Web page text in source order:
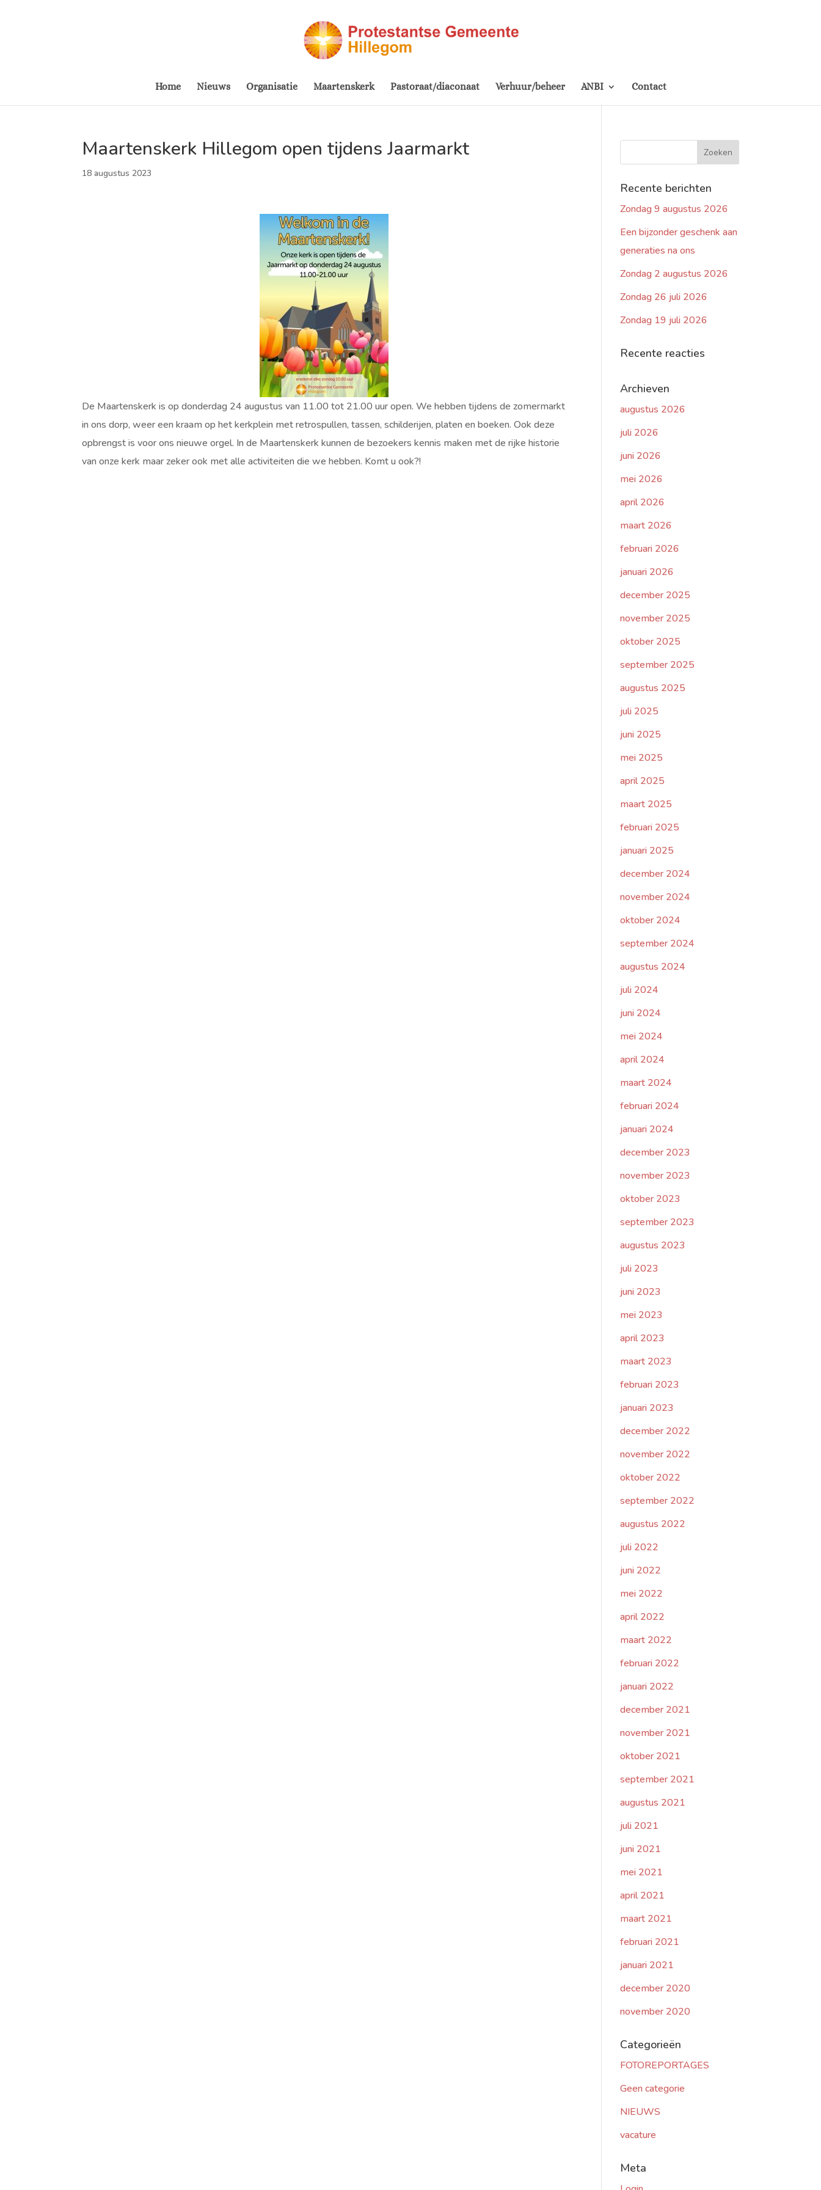
Home Nieuws Organisatie Maartenskerk Pastoraat/diaconaat Verhuur/beheer ANBI Contact
Maartenskerk Hillegom open tijdens Jaarmarkt
18 augustus 2023
De Maartenskerk is op donderdag 24 augustus van 11.00 tot 21.00 uur open. We hebben tijdens de zomermarkt
in ons dorp, weer een kraam op het kerkplein met retrospullen, tassen, schilderijen, platen en boeken. Ook deze
opbrengst is voor ons nieuwe orgel. In de Maartenskerk kunnen de bezoekers kennis maken met de rijke historie
van onze kerk maar zeker ook met alle activiteiten die we hebben. Komt u ook?!
Recente berichten
Zondag 9 augustus 2026
Een bijzonder geschenk aan
generaties na ons
Zondag 2 augustus 2026
Zondag 26 juli 2026
Zondag 19 juli 2026
Recente reacties
Archieven
augustus 2026
juli 2026
juni 2026
mei 2026
april 2026
maart 2026
februari 2026
januari 2026
december 2025
november 2025
oktober 2025
september 2025
augustus 2025
juli 2025
juni 2025
mei 2025
april 2025
maart 2025
februari 2025
januari 2025
december 2024
november 2024
oktober 2024
september 2024
augustus 2024
juli 2024
juni 2024
mei 2024
april 2024
maart 2024
februari 2024
januari 2024
december 2023
november 2023
oktober 2023
september 2023
augustus 2023
juli 2023
juni 2023
mei 2023
april 2023
maart 2023
februari 2023
januari 2023
december 2022
november 2022
oktober 2022
september 2022
augustus 2022
juli 2022
juni 2022
mei 2022
april 2022
maart 2022
februari 2022
januari 2022
december 2021
november 2021
oktober 2021
september 2021
augustus 2021
juli 2021
juni 2021
mei 2021
april 2021
maart 2021
februari 2021
januari 2021
december 2020
november 2020
Categorieën
FOTOREPORTAGES
Geen categorie
NIEUWS
vacature
Meta